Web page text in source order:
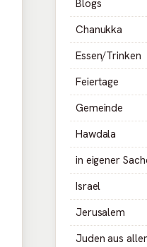
Blogs
Chanukka
Essen/Trinken
Feiertage
Gemeinde
Hawdala
in eigener
Israel
Jerusalem
Juden aus